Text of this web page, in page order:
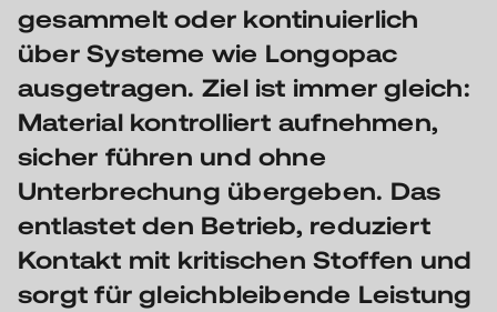
gesammelt oder kontinuierlich
über Systeme wie Longopac
ausgetragen. Ziel ist immer gleich:
Material kontrolliert aufnehmen,
sicher führen und ohne
Unterbrechung übergeben. Das
entlastet den Betrieb, reduziert
Kontakt mit kritischen Stoffen und
sorgt für gleichbleibende Leistung